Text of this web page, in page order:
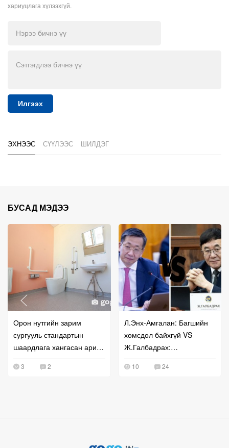
хариуцлага хүлээхгүй.
Илгээх
ЭХНЭЭС СҮҮЛЭЭС ШИЛДЭГ
БУСАД МЭДЭЭ
Орон нутгийн зарим
сургууль стандартын
шаардлага хангасан ариун
ашиглахгүй, түгжиж байна
3 2
Л.Энх-Амгалан: Багшийн
хомсдол байхгүй VS
Ж.Галбадрах:
9700 багш дутуу
10 24